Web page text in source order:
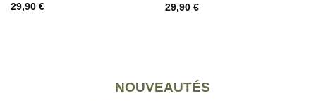
29,90 € 29,90 €
NOUVEAUTÉS